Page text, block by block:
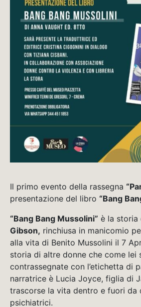
Il primo evento della rassegna
presentazione del libro “Bang
“Bang Bang Mussolini” è la storia
Gibson, rinchiusa in manicomio
alla vita di Benito Mussolini il 7
storia di altre donne che come lei
contrassegnate con l’etichetta di
narratrice è Lucia Joyce, figlia di
trascorse la vita dentro e fuori da
psichiatrici.